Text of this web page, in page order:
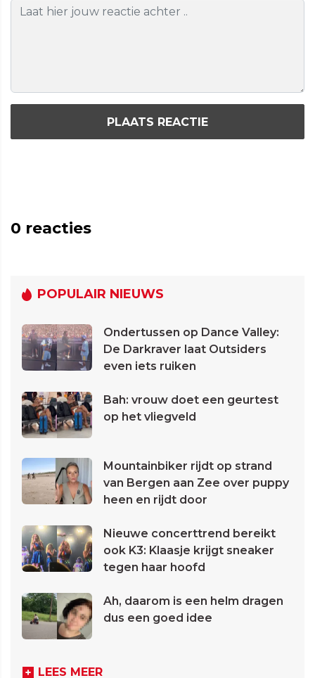
PLAATS REACTIE
0 reacties
POPULAIR NIEUWS
Ondertussen op Dance Valley:
De Darkraver laat Outsiders
even iets ruiken
Bah: vrouw doet een geurtest
op het vliegveld
Mountainbiker rijdt op strand
van Bergen aan Zee over puppy
heen en rijdt door
Nieuwe concerttrend bereikt
ook K3: Klaasje krijgt sneaker
tegen haar hoofd
Ah, daarom is een helm dragen
dus een goed idee
LEES MEER